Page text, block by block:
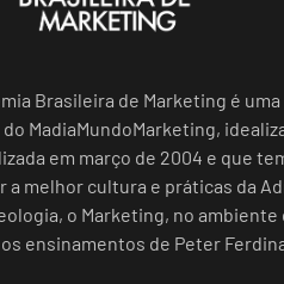
Brasileira de Marketing é
MadiaMundoMarketing,
em março de 2004 e que
melhor cultura e práticas da
o Marketing, no
ensinamentos de Peter